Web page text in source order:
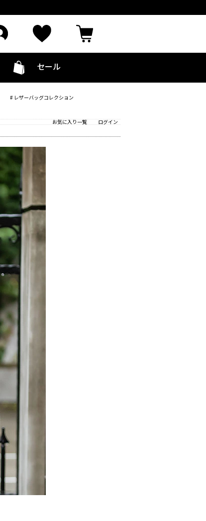
セール
# レザーバッグコレクション
お気に入り一覧 ログイン